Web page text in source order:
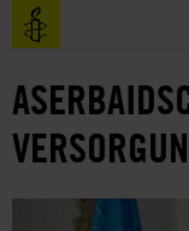
Direkt
zum
Benutzermenü